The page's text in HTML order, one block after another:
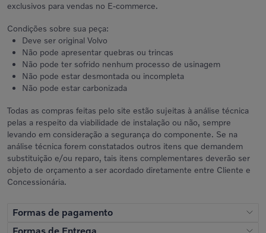
exclusivos para vendas no E-commerce.
Condições sobre sua peça:
Deve ser original Volvo
Não pode apresentar quebras ou trincas
Não pode ter sofrido nenhum processo de usinagem
Não pode estar desmontada ou incompleta
Não pode estar carbonizada
Todas as compras feitas pelo site estão sujeitas à análise técnica
pelas a respeito da viabilidade de instalação ou não, sempre
levando em consideração a segurança do componente. Se na
análise técnica forem constatados outros itens que demandem
substituição e/ou reparo, tais itens complementares deverão ser
objeto de orçamento a ser acordado diretamente entre Cliente e
Concessionária.
Formas de pagamento